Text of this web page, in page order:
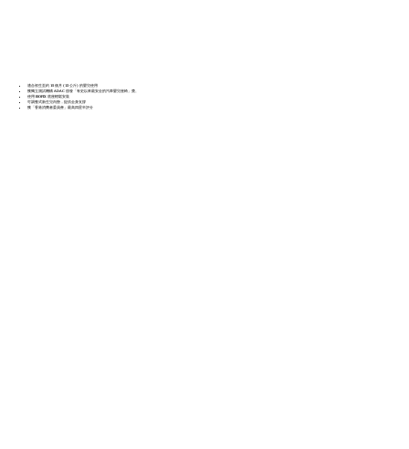
適合初生至約 15 個月 (13 公斤) 的嬰兒使用
獲獨立測試機構 ADAC 頒發「有史以來最安全的汽車嬰兒座椅」獎。
使用 ISOFIX 底座輕鬆安裝
可調整式新生兒內墊，提供全身支撐
獲「香港消費者委員會」最高四星半評分